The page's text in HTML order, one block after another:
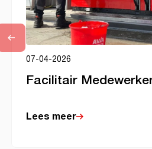
07-04-2026
Facilitair
Lees meer